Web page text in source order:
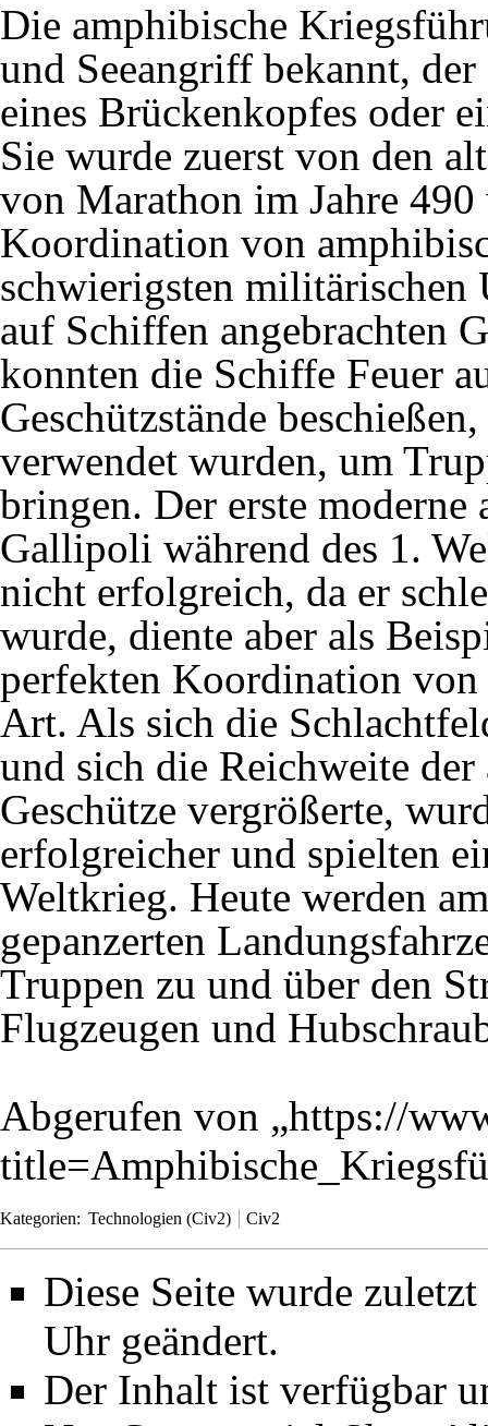
Die amphibische
und Seeangriff bekannt,
eines Brückenkopfes oder
Sie wurde zuerst von den
von Marathon im Jahre
Koordination von
schwierigsten militärischen
auf Schiffen angebrachten
konnten die Schiffe Feuer
Geschützstände
verwendet wurden, um
bringen. Der erste
Gallipoli während des 1.
nicht erfolgreich, da er
wurde, diente aber als
perfekten Koordination
Art. Als sich die
und sich die Reichweite
Geschütze vergrößerte,
erfolgreicher und spielten
Weltkrieg. Heute werden
gepanzerten
Truppen zu und über den
Flugzeugen und
Abgerufen von „https://
Kategorien: Technologien (Civ2) Civ2
Diese Seite wurde
Uhr geändert.
Der Inhalt ist verfügbar